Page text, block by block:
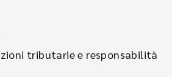
tributarie e responsabilità